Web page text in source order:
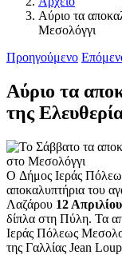
Αύριο τα
Μεσολόγγι
Προηγούμενο
Αύριο τα
της
O Δήμος Ιεράς
αποκαλυπτήρια του
Λαζάρου 12
δίπλα στη Πύλη. Τα
Ιεράς Πόλεως
της Γαλλίας Jean